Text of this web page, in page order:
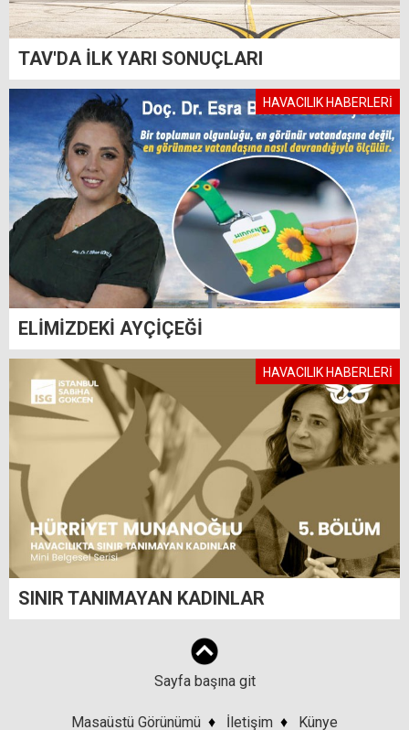
TAV'DA İLK YARI SONUÇLARI
HAVACILIK HABERLERİ
ELİMİZDEKİ AYÇİÇEĞİ
HAVACILIK HABERLERİ
SINIR TANIMAYAN KADINLAR
Sayfa başına git
Masaüstü Görünümü ♦ İletişim ♦ Künye